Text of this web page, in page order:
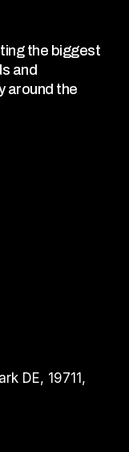
the biggest
and
around the
DE, 19711,